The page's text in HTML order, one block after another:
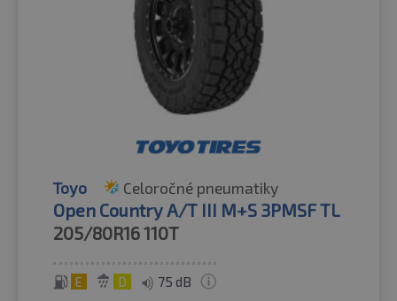
Toyo Celoročné pneumatiky
Open Country A/T III M+S 3PMSF TL
205/80R16110T
E D 75 dB